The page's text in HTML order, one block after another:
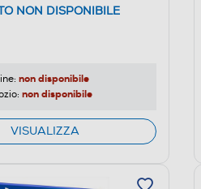
NON DISPONIBILE
non disponibile
non disponibile
VISUALIZZA